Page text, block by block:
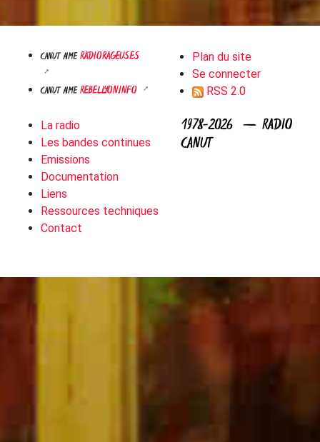
CANUT AIMERADIORAGEUSES
CANUT AIMEREBELLYON.INFO
Plan du site
Se connecter
RSS 2.0
La radio
Les bandes continues
Emissions
Documentation
Liens
Ressources techniques
Contact
1978-2026 — RADIO
CANUT